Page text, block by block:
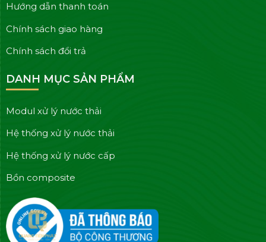
Hướng dẫn thanh toán
Chính sách giao hàng
Chính sách đổi trả
DANH MỤC SẢN PHẨM
Modul xử lý nước thải
Hệ thống xử lý nước thải
Hệ thống xử lý nước cấp
Bồn composite